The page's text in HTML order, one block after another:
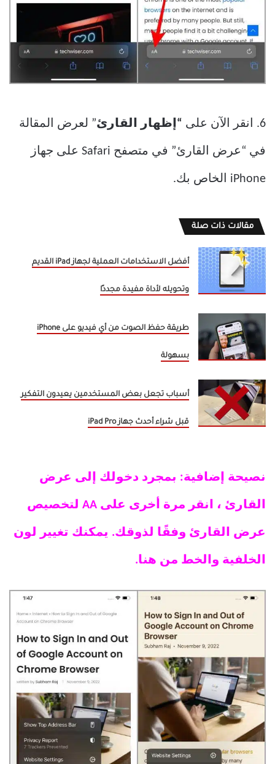
6. انقر الآن على “إظهار القارئ” لعرض المقالة
في “عرض القارئ” في متصفح Safari على جهاز
iPhone الخاص بك.
مقالات ذات صلة
أفضل الاستخدامات العملية لجهاز iPad القديم
وتحويله لأداة مفيدة مجددًا
طريقة حفظ الصوت من أي فيديو على iPhone
بسهولة
أسباب تجعل بعض المستخدمين يعيدون التفكير
قبل شراء أحدث جهاز iPad Pro
نصيحة إضافية: بمجرد دخولك إلى عرض
القارئ ، انقر مرة أخرى على AA لتخصيص
عرض القارئ وفقًا لذوقك. يمكنك تغيير لون
الخلفية والخط من هنا.